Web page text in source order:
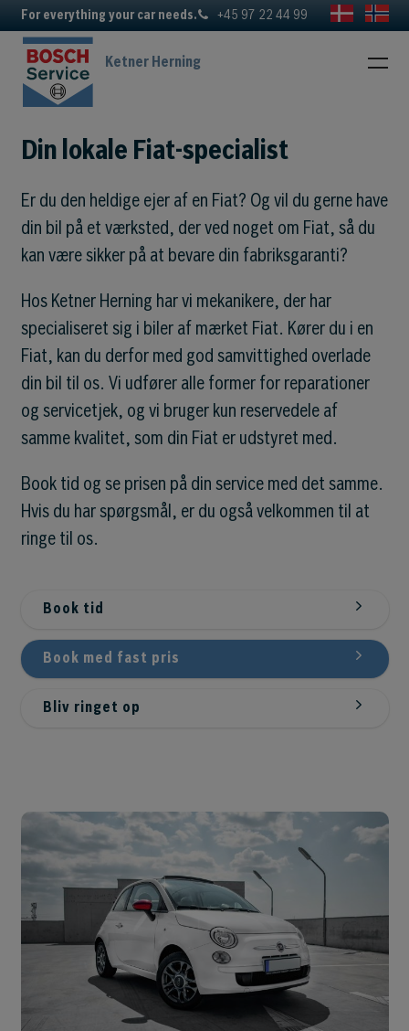
For everything your car needs. +45 97 22 44 99
Ketner Herning
Din lokale Fiat-specialist
Er du den heldige ejer af en Fiat? Og vil du gerne have
din bil på et værksted, der ved noget om Fiat, så du
kan være sikker på at bevare din fabriksgaranti?
Hos Ketner Herning har vi mekanikere, der har
specialiseret sig i biler af mærket Fiat. Kører du i en
Fiat, kan du derfor med god samvittighed overlade
din bil til os. Vi udfører alle former for reparationer
og servicetjek, og vi bruger kun reservedele af
samme kvalitet, som din Fiat er udstyret med.
Book tid og se prisen på din service med det samme.
Hvis du har spørgsmål, er du også velkommen til at
ringe til os.
Book tid
Book med fast pris
Bliv ringet op